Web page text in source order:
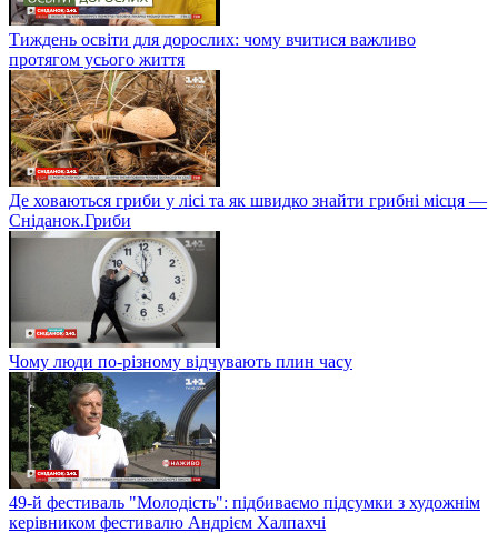
Тиждень освіти для дорослих: чому вчитися важливо
протягом усього життя
Де ховаються гриби у лісі та як швидко знайти грибні місця —
Сніданок.Гриби
Чому люди по-різному відчувають плин часу
49-й фестиваль "Молодість": підбиваємо підсумки з художнім
керівником фестивалю Андрієм Халпахчі